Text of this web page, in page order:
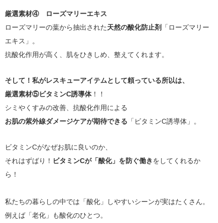
厳選素材④ ローズマリーエキス
ローズマリーの葉から抽出された天然の酸化防止剤
「ローズマリー
エキス」。
抗酸化作用が高く、肌をひきしめ、整えてくれます。
そして！私がレスキューアイテムとして頼っている所以は、
厳選素材⑤ビタミンC誘導体！！
シミやくすみの改善、抗酸化作用による
お肌の紫外線ダメージケアが期待できる 「ビタミンC誘導体」。
ビタミンCがなぜお肌に良いのか、
それはずばり！ ビタミンCが「酸化」を防ぐ働きをしてくれるか
ら！
私たちの暮らしの中では「酸化」しやすいシーンが実はたくさん。
例えば「老化」も酸化のひとつ。